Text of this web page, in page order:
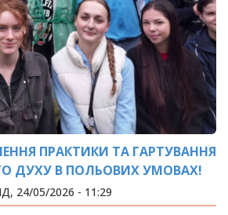
ПРАКТИКИ ТА ГАРТУВАННЯ
ДУХУ В ПОЛЬОВИХ УМОВАХ!
24/05/2026 - 11:29